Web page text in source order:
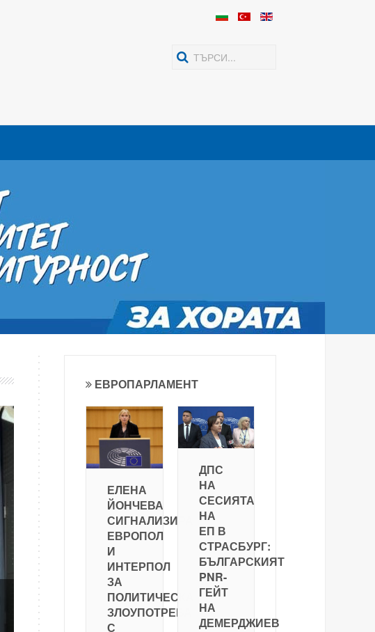
ЕВРОПАРЛАМЕНТ
ЕЛЕНА
ЙОНЧЕВА
СИГНАЛИЗИРА
ЕВРОПОЛ
И
ИНТЕРПОЛ
ЗА
ПОЛИТИЧЕСКА
ЗЛОУПОТРЕБА
С
ДПС
НА
СЕСИЯТА
НА
ЕП В
СТРАСБУРГ:
БЪЛГАРСКИЯТ
PNR-
ГЕЙТ
НА
ДЕМЕРДЖИЕВ